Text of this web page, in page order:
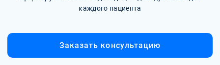
каждого пациента
Заказать консультацию